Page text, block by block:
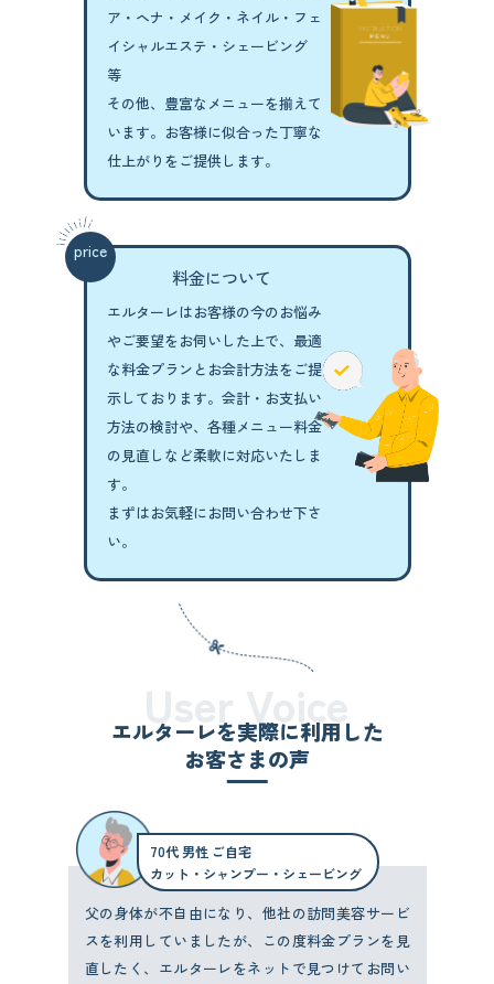
ア・ ヘナ・メイク・ネイル・ フェ
イシャルエステ・シェービング
等
その他、豊富なメニューを揃えて
います。 お客様に似合った丁寧な
仕上がりをご提供します。
price
料金について
エルターレはお客様の今のお悩み
やご要望をお伺いした上で、最適
な料金プランと お会計方法をご提
示しております。 会計・お支払い
方法の検討や、各種メニュー料金
の見直しなど柔軟に対応いたしま
す。
まずはお気軽にお問い合わせ下さ
い。
エルターレを実際に利用した
お客さまの声
70代 男性 ご自宅
カット・シャンプー・シェービング
父の身体が不自由になり、他社の訪問美容サービ
スを利用していましたが、この度料金プランを見
直したく、エルターレをネットで見つけてお問い